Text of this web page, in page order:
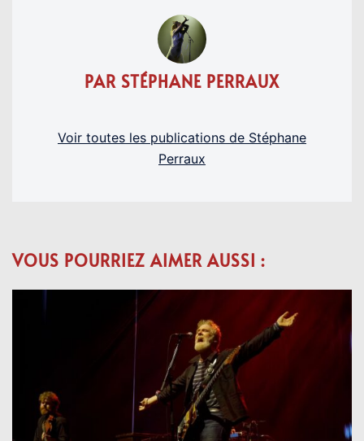
PAR STÉPHANE PERRAUX
Voir toutes les publications de Stéphane
Perraux
VOUS POURRIEZ AIMER AUSSI :